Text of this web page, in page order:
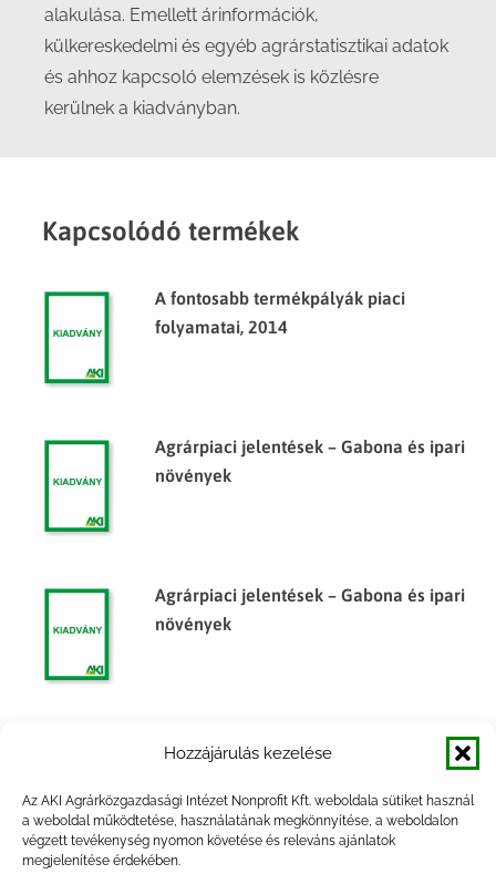
Hozzájárulás kezelése
Az AKI Agrárközgazdasági Intézet Nonprofit Kft. weboldala sütiket használ
a weboldal működtetése, használatának megkönnyítése, a weboldalon
végzett tevékenység nyomon követése és releváns ajánlatok
megjelenítése érdekében.
alakulása. Emellett árinformációk,
külkereskedelmi és egyéb agrárstatisztikai adatok
és ahhoz kapcsoló elemzések is közlésre
kerülnek a kiadványban.
Kapcsolódó termékek
A fontosabb termékpályák piaci
folyamatai, 2014
Agrárpiaci jelentések – Gabona és ipari
növények
Agrárpiaci jelentések – Gabona és ipari
növények
Agrárpiaci jelentések – Gabona és ipari